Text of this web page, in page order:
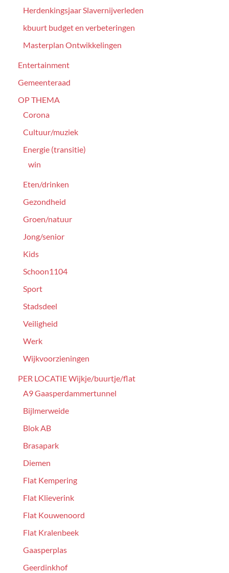
Herdenkingsjaar Slavernijverleden
kbuurt budget en verbeteringen
Masterplan Ontwikkelingen
Entertainment
Gemeenteraad
OP THEMA
Corona
Cultuur/muziek
Energie (transitie)
win
Eten/drinken
Gezondheid
Groen/natuur
Jong/senior
Kids
Schoon1104
Sport
Stadsdeel
Veiligheid
Werk
Wijkvoorzieningen
PER LOCATIE Wijkje/buurtje/flat
A9 Gaasperdammertunnel
Bijlmerweide
Blok AB
Brasapark
Diemen
Flat Kempering
Flat Klieverink
Flat Kouwenoord
Flat Kralenbeek
Gaasperplas
Geerdinkhof